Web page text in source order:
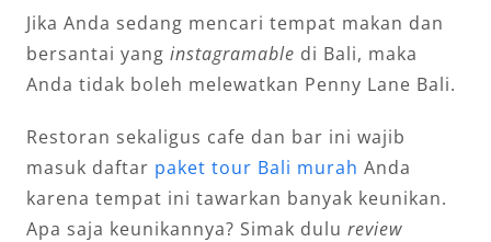
Jika Anda sedang mencari tempat makan dan
bersantai yang instagramable di Bali, maka
Anda tidak boleh melewatkan Penny Lane Bali.
Restoran sekaligus cafe dan bar ini wajib
masuk daftar paket tour Bali murah Anda
karena tempat ini tawarkan banyak keunikan.
Apa saja keunikannya? Simak dulu review